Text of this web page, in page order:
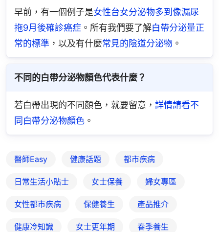
早前，有一個例子是女性台女分泌物多到像漏尿
拖9月後確診癌症 。所有我們要了解白帶分泌量正
常的標準 ，以及有什麼常見的陰道分泌物 。
不同的白帶分泌物顏色代表什麼？
若白帶出現的不同顏色，就要留意， 詳情請看不
同白帶分泌物顏色 。
醫師Easy 健康話題 都市疾病
日常生活小貼士 女士保養 婦女專區
女性都市疾病 保健養生 產品推介
健康冷知識 女士更年期 春季養生